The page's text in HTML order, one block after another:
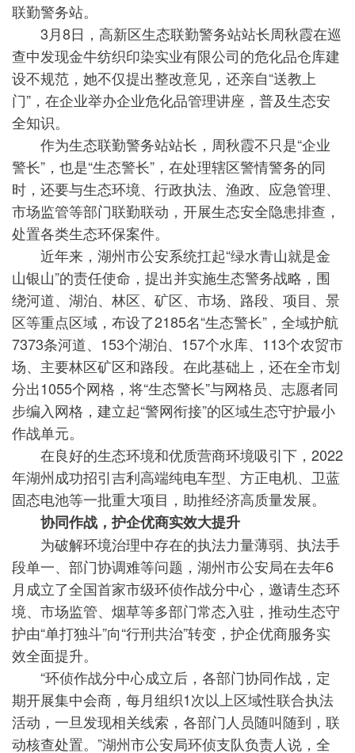
联勤警务站。
3月8日，高新区生态联勤警务站站长周秋霞在巡
查中发现金牛纺织印染实业有限公司的危化品仓库建
设不规范，她不仅提出整改意见，还亲自“送教上
门”，在企业举办企业危化品管理讲座，普及生态安
全知识。
作为生态联勤警务站站长，周秋霞不只是“企业
警长”，也是“生态警长”，在处理辖区警情警务的同
时，还要与生态环境、行政执法、渔政、应急管理、
市场监管等部门联勤联动，开展生态安全隐患排查，
处置各类生态环保案件。
近年来，湖州市公安系统扛起“绿水青山就是金
山银山”的责任使命，提出并实施生态警务战略，围
绕河道、湖泊、林区、矿区、市场、路段、项目、景
区等重点区域，布设了2185名“生态警长”，全域护航
7373条河道、153个湖泊、157个水库、113个农贸市
场、主要林区矿区和路段。在此基础上，还在全市划
分出1055个网格，将“生态警长”与网格员、志愿者同
步编入网格，建立起“警网衔接”的区域生态守护最小
作战单元。
在良好的生态环境和优质营商环境吸引下，2022
年湖州成功招引吉利高端纯电车型、方正电机、卫蓝
固态电池等一批重大项目，助推经济高质量发展。
协同作战，护企优商实效大提升
为破解环境治理中存在的执法力量薄弱、执法手
段单一、部门协调难等问题，湖州市公安局在去年6
月成立了全国首家市级环侦作战分中心，邀请生态环
境、市场监管、烟草等多部门常态入驻，推动生态守
护由“单打独斗”向“行刑共治”转变，护企优商服务实
效全面提升。
“环侦作战分中心成立后，各部门协同作战，定
期开展集中会商，每月组织1次以上区域性联合执法
活动，一旦发现相关线索，各部门人员随叫随到，联
动核查处置。”湖州市公安局环侦支队负责人说，全